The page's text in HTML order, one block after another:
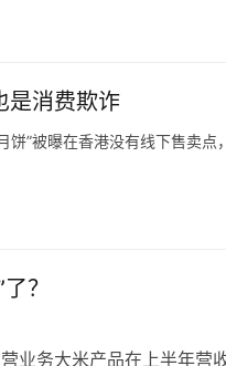
。
企业100强”名单，九牧
九牧2020年的销售额下降
是消费欺诈
饼”被曝在香港没有线下售卖
端月饼”，这些影响力很大的
？
业务大米产品在上半年营